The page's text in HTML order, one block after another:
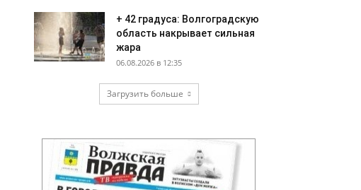
+ 42 градуса: Волгоградскую
область накрывает сильная
жара
06.08.2026 в 12:35
Загрузить больше